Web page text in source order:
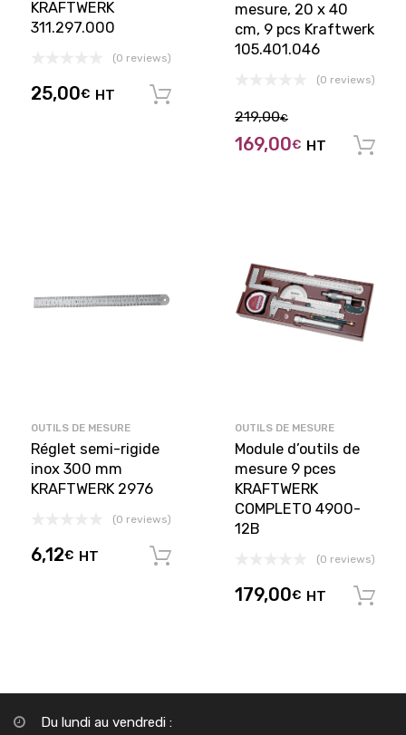
KRAFTWERK
311.297.000
(0 reviews)
25,00€ HT
mesure, 20 x 40
cm, 9 pcs Kraftwerk
105.401.046
(0 reviews)
219,00€
169,00€ HT
OUTILS DE MESURE
Réglet semi-rigide
inox 300 mm
KRAFTWERK 2976
(0 reviews)
6,12€ HT
OUTILS DE MESURE
Module d’outils de
mesure 9 pces
KRAFTWERK
COMPLETO 4900-
12B
(0 reviews)
179,00€ HT
Du lundi au vendredi :